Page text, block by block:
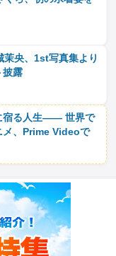
茉央、1st写真集より
披露
宿る人生―― 世界で
メ、Prime Videoで